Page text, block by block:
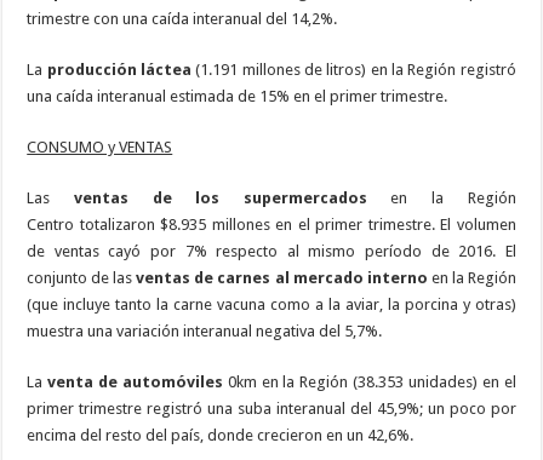
trimestre con una caída interanual del 14,2%.
La producción láctea (1.191 millones de litros) en la Región registró
una caída interanual estimada de 15% en el primer trimestre.
CONSUMO y VENTAS
Las ventas de los supermercados en la Región
Centro totalizaron $8.935 millones en el primer trimestre. El volumen
de ventas cayó por 7% respecto al mismo período de 2016. El
conjunto de lasventas de carnes al mercado interno en la Región
(que incluye tanto la carne vacuna como a la aviar, la porcina y otras)
muestra una variación interanual negativa del 5,7%.
Laventa de automóviles 0km en la Región (38.353 unidades) en el
primer trimestre registró una suba interanual del 45,9%; un poco por
encima del resto del país, donde crecieron en un 42,6%.